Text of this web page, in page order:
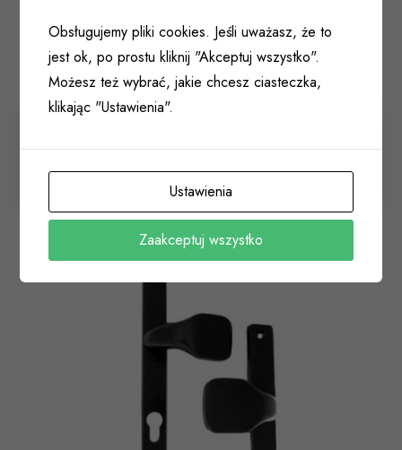
011 023
Obsługujemy pliki cookies. Jeśli uważasz, że to
jest ok, po prostu kliknij "Akceptuj wszystko".
Możesz też wybrać, jakie chcesz ciasteczka,
klikając "Ustawienia".
Ustawienia
Zaakceptuj wszystko